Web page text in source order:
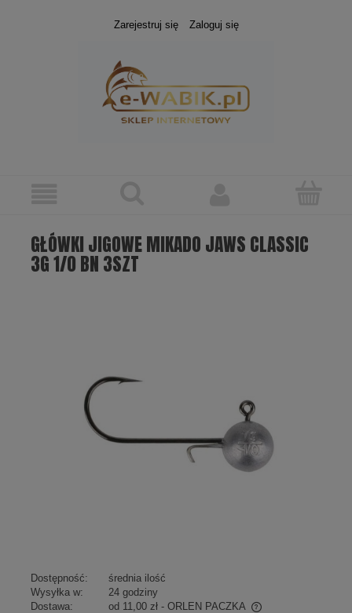
Zarejestruj się Zaloguj się
GŁÓWKI JIGOWE MIKADO JAWS CLASSIC
3G 1/0 BN 3SZT
Dostępność:
średnia ilość
Wysyłka w:
24 godziny
Dostawa:
od 11,00 zł - ORLEN PACZKA